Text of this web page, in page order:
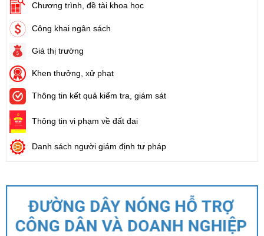
chức năng quản lý của Sở Tài chính)
Ngày ban hành: (05/08/2026)
Số:1705/QĐ-UBND
Tên:
sung và phê duyệt Quy trình nội bộ giải quyết thủ tục hành chính
trong lĩnh vực đấu thầu lựa chọn nhà đầu tư thuộc phạm vi chức
năng quản lý của Sở Tài chính)
Ngày ban hành: (05/08/2026)
Số:
Tên:
(Quyết định Về việc công bố thủ tục hành chính mới ban
năng quản lý của Sở Tài chính)
Ngày ban hành: (05/08/2026) - Ngày hiệu lực: (05/08/2026)
Số:1699/QĐ-UBND
Chương trình, đề tài khoa học
Công khai ngân sách
Giá thị trường
Khen thưởng, xử phạt
Thông tin kết quả kiểm tra, giám sát
Thông tin vi phạm về đất đai
Danh sách người giám định tư pháp